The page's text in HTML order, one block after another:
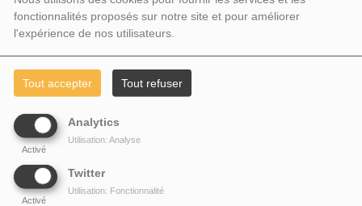
fonctionnalités proposés sur notre site et pour améliorer
l'expérience de nos utilisateurs.
Tout accepter Tout refuser
Analytics
Activé
Utilisation: Analyse
Twitter
Activé
Utilisation: Fonctionnalité
DERNIÈRES NEWS
PHOTOS
CONTACTEZ-NOUS